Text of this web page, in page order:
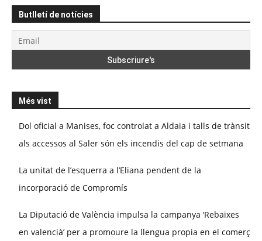
Butlletí de notícies
Més vist
Dol oficial a Manises, foc controlat a Aldaia i talls de trànsit
als accessos al Saler són els incendis del cap de setmana
La unitat de l’esquerra a l’Eliana pendent de la
incorporació de Compromís
La Diputació de València impulsa la campanya ‘Rebaixes
en valencià’ per a promoure la llengua propia en el comerç